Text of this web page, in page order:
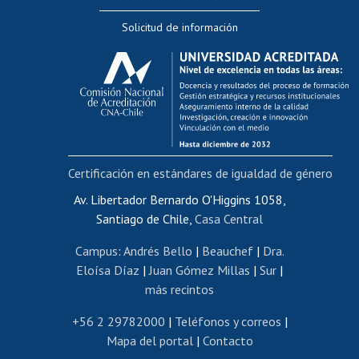
Evaluación docente
Calificación académica
Postulación al AUCAI
Funcionarias/os
Cursos internos de capacitación
Bienestar del personal
Portal de movilidad interna
Certificado de renta
Certificado de renta honorarios
Editar páginas blancas
Extranjeras/os
Revalidación y reconocimiento de títulos
Postulación al Programa de Movilidad Estudiantil
Solicitud de información
Av. Libertador Bernardo O'Higgins 1058,
Santiago de Chile, Casa Central
Campus: Andrés Bello | Beauchef| Dra.
Eloísa Díaz | Juan Gómez Millas | Sur |
más recintos
+56 2 29782000 | Teléfonos y correos |
Mapa del portal| Contacto
Certificación en estándares de igualdad de género